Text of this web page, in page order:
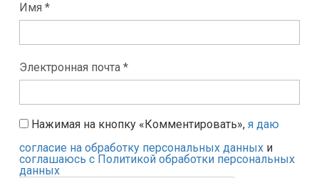
Имя *
Электронная почта *
Нажимая на кнопку «Комментировать», я даю
согласие на обработку персональных данных и
соглашаюсь с Политикой обработки персональных
данных